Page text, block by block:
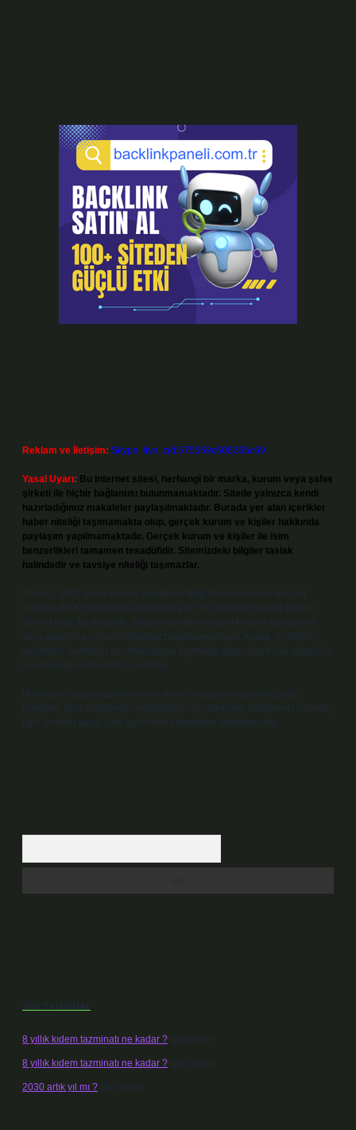
Reklam ve İletişim: Skype: live:.cid.575569c608265c69
Yasal Uyarı: Bu internet sitesi, herhangi bir marka, kurum veya şahıs
şirketi ile hiçbir bağlantısı bulunmamaktadır. Sitede yalnızca kendi
hazırladığımız makaleler paylaşılmaktadır. Burada yer alan içerikler
haber niteliği taşımamakta olup, gerçek kurum ve kişiler hakkında
paylaşım yapılmamaktadır. Gerçek kurum ve kişiler ile isim
benzerlikleri tamamen tesadüfidir. Sitemizdeki bilgiler taslak
halindedir ve tavsiye niteliği taşımazlar.
Sitemiz, 5651 Sayılı Kanun gereğince Bilgi Teknolojileri ve İletişim
Kurumu (BTK) tarafından onaylanmış bir Yer Sağlayıcı olarak hizmet
vermektedir. Bu nedenle, sitedeki içerikleri proaktif olarak denetleme
veya araştırma yükümlülüğümüz bulunmamaktadır. Ancak, üyelerimiz
yazdıkları içeriklerin sorumluluğunu taşımakta olup, siteye üye olarak bu
sorumluluğu kabul etmiş sayılırlar.
Hukuka ve yasal düzenlemelere aykırı olduğunu düşündüğünüz
içerikleri,
backlinkpanelicomtr@gmail.com adresine bildirmeniz halinde,
ilgili içerikler yasal süre içerisinde sitemizden kaldırılacaktır.
Son Yorumlar
8 yıllık kıdem tazminatı ne kadar ? için admin
8 yıllık kıdem tazminatı ne kadar ? için Nazan
2030 artık yıl mı ? için admin